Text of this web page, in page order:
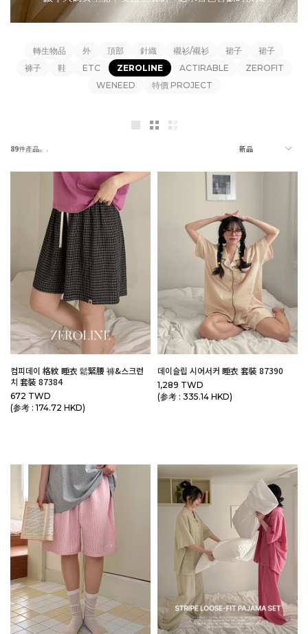
轉生物品 外 頂部 針織 襯衫/襯衫 裙子
裙子
褲子
鞋 ETC ZEROLINE ACTIRABLE
ZEROFIT
WENEED
特價 PROJECT
89件產品。.
컴피데이 格紋 睡衣 鬆緊腰 褲&스크런
치 套裝 87384
672 TWD
(参考 : 174.72 HKD)
데이슬립 시어서커 睡衣 套裝 87390
1,289 TWD
(参考 : 335.14 HKD)